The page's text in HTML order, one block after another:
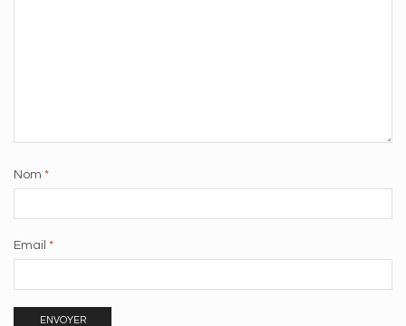
Nom *
Email *